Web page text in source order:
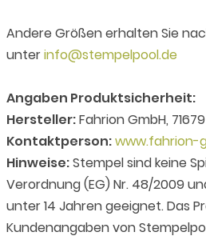
Andere Größen erhalten Sie
unterinfo@stempelpool.de
Angaben Produktsicherheit:
Hersteller:Fahrion GmbH,
Kontaktperson:www.fahrion-
Hinweise:Stempel sind keine
Verordnung (EG) Nr. 48/2009
unter 14 Jahren geeignet. Das
Kundenangaben von